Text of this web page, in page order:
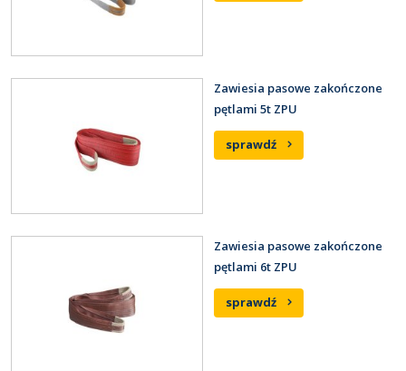
Zawiesia pasowe zakończone
pętlami 5t ZPU
sprawdź
Zawiesia pasowe zakończone
pętlami 6t ZPU
sprawdź